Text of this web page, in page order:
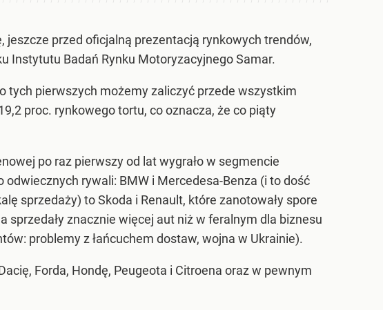
jeszcze przed oficjalną prezentacją rynkowych trendów,
Instytutu Badań Rynku Motoryzacyjnego Samar.
tych pierwszych możemy zaliczyć przede wszystkim
proc. rynkowego tortu, co oznacza, że co piąty
po raz pierwszy od lat wygrało w segmencie
rywali: BMW i Mercedesa-Benza (i to dość
sprzedaży) to Skoda i Renault, które zanotowały spore
sprzedały znacznie więcej aut niż w feralnym dla biznesu
problemy z łańcuchem dostaw, wojna w Ukrainie).
Forda, Hondę, Peugeota i Citroena oraz w pewnym